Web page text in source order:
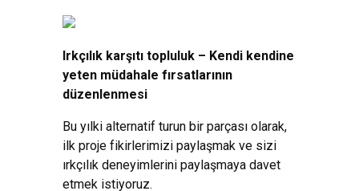
Irkçılık karşıtı topluluk – Kendi kendine
yeten müdahale fırsatlarının
düzenlenmesi
Bu yılki alternatif turun bir parçası olarak,
ilk proje fikirlerimizi paylaşmak ve sizi
ırkçılık deneyimlerini paylaşmaya davet
etmek istiyoruz.